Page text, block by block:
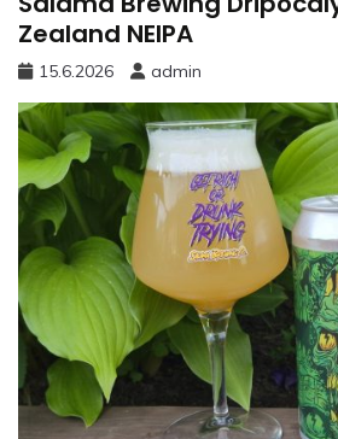
Zealand NEIPA
15.6.2026 admin